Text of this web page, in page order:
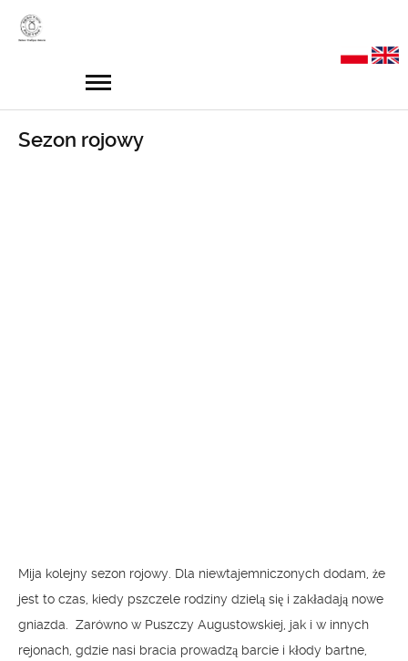
Sezon rojowy
Mija kolejny sezon rojowy. Dla niewtajemniczonych dodam, że
jest to czas, kiedy pszczele rodziny dzielą się i zakładają nowe
gniazda. Zarówno w Puszczy Augustowskiej, jak i w innych
rejonach, gdzie nasi bracia prowadzą barcie i kłody bartne,